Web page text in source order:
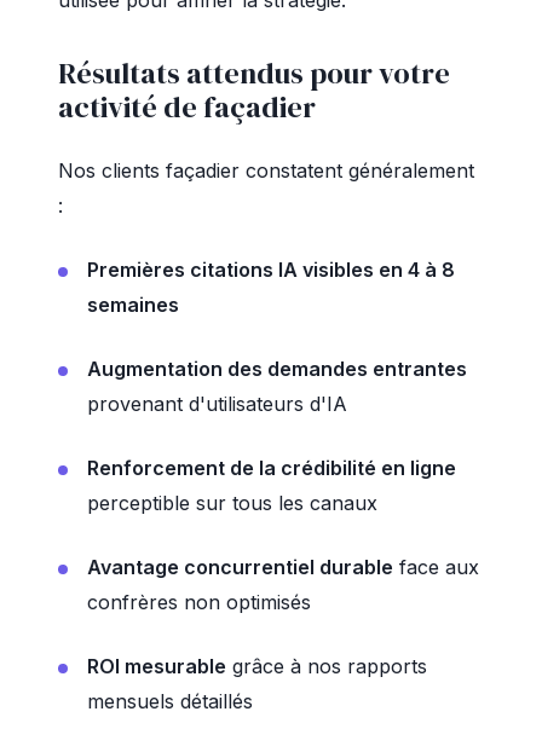
Résultats attendus pour votre
activité de façadier
Nos clients façadier constatent généralement
:
Premières citations IA visibles en 4 à 8
semaines
Augmentation des demandes entrantes
provenant d'utilisateurs d'IA
Renforcement de la crédibilité en ligne
perceptible sur tous les canaux
Avantage concurrentiel durable face aux
confrères non optimisés
ROI mesurable grâce à nos rapports
mensuels détaillés